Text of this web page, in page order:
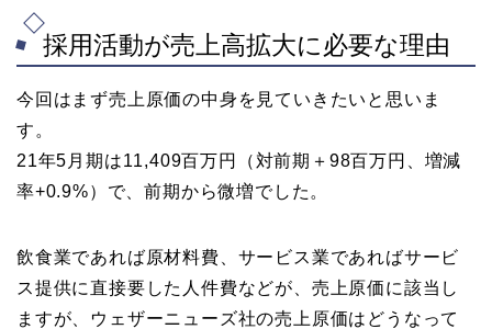
採用活動が売上高拡大に必要な理由
今回はまず売上原価の中身を見ていきたいと思いま
す。
21年5月期は11,409百万円（対前期＋98百万円、増減
率+0.9%）で、前期から微増でした。
飲食業であれば原材料費、サービス業であればサービ
ス提供に直接要した人件費などが、売上原価に該当し
ますが、ウェザーニューズ社の売上原価はどうなって